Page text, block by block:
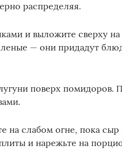
распределяя.
и выложите сверху на
— они придадут
поверх помидоров.
на слабом огне, пока сыр
и нарежьте на